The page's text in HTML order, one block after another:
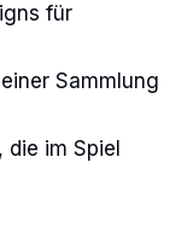
für
Sammlung
im Spiel